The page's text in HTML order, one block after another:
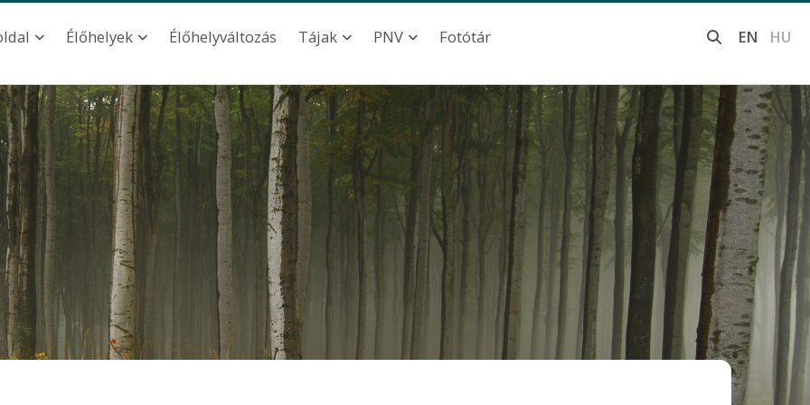
Élőhelyek Élőhelyváltozás Tájak PNV Fotótár EN HU